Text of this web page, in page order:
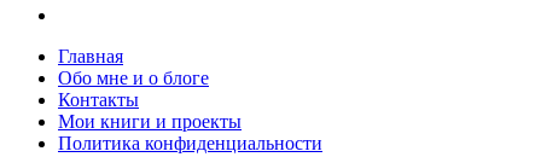
Главная
Обо мне и о блоге
Контакты
Мои книги и проекты
Политика конфиденциальности